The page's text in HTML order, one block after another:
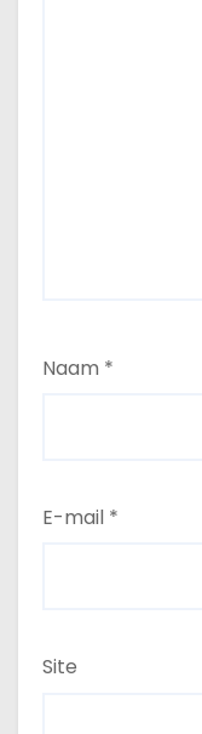
Naam *
E-mail *
Site